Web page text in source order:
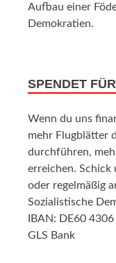
Aufbau einer
Demokratien.
SPENDET
Wenn du uns
mehr Flugblätter
durchführen,
erreichen. Schick
oder regelmäßig
Sozialistische
IBAN: DE60
GLS Bank